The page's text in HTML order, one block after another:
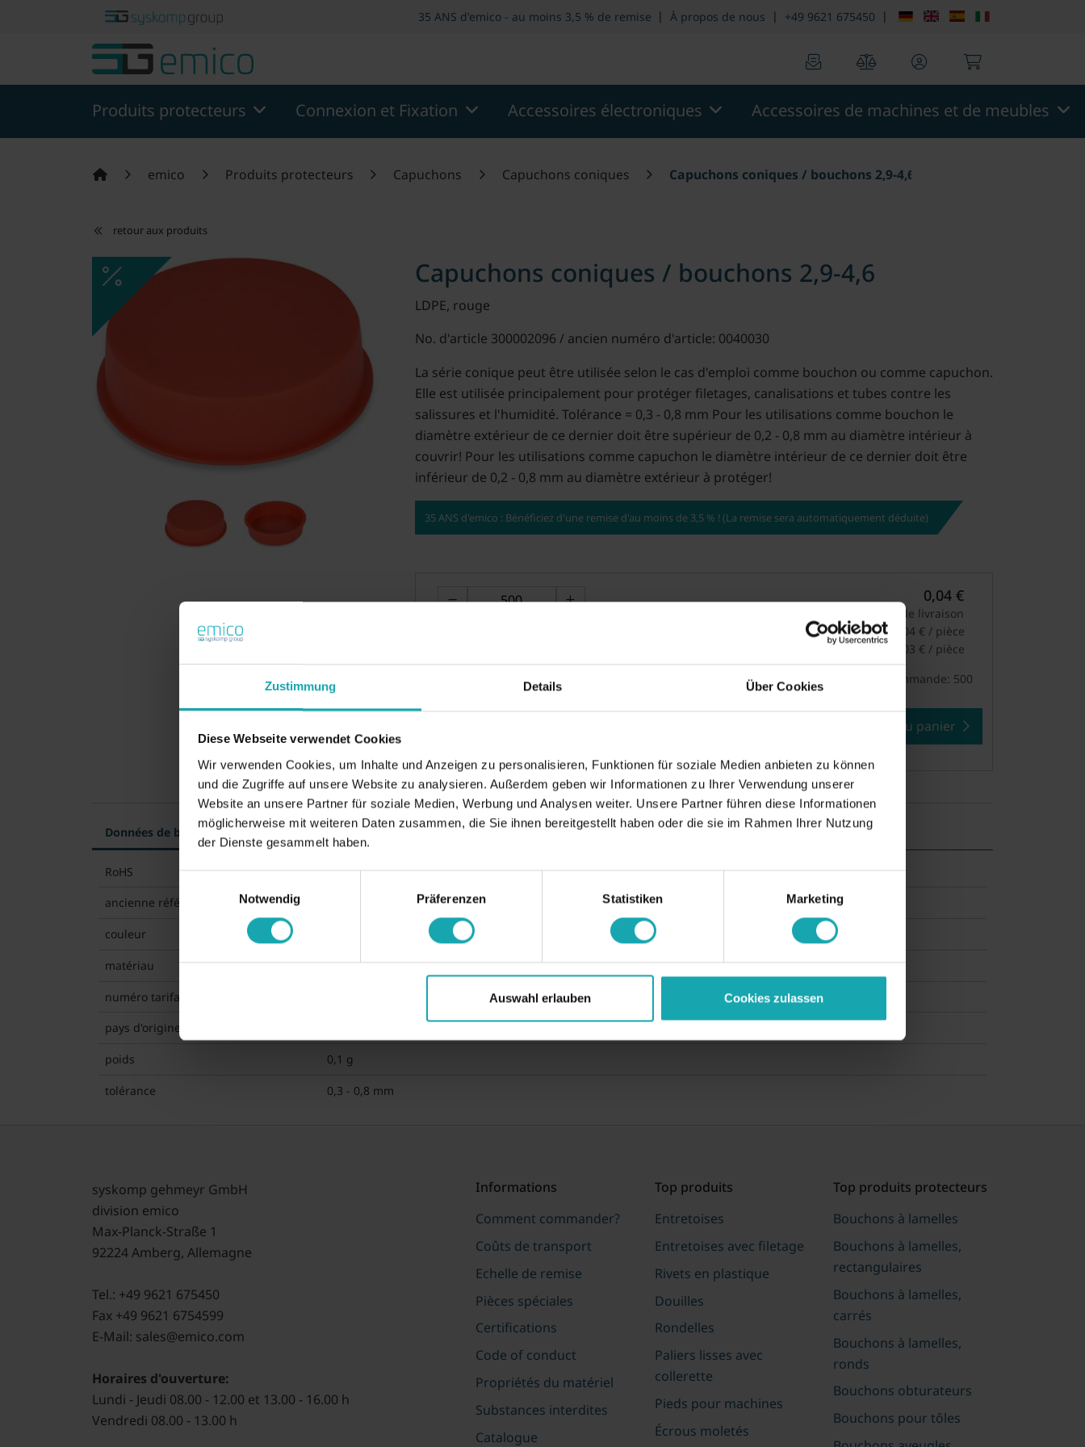
Zustimmung Details Über Cookies
Diese Webseite verwendet Cookies
Wir verwenden Cookies, um Inhalte und Anzeigen zu personalisieren, Funktionen für soziale Medien anbieten zu können
und die Zugriffe auf unsere Website zu analysieren. Außerdem geben wir Informationen zu Ihrer Verwendung unserer
Website an unsere Partner für soziale Medien, Werbung und Analysen weiter. Unsere Partner führen diese Informationen
möglicherweise mit weiteren Daten zusammen, die Sie ihnen bereitgestellt haben oder die sie im Rahmen Ihrer Nutzung
der Dienste gesammelt haben.
Notwendig
Präferenzen Statistiken Marketing
Auswahl erlauben Cookies zulassen
theme.modern::menu.screen_reader.skip_to_content theme.modern::menu.screen_reader.skip_to_header theme.modern::menu.screen_reader.skip_to_footer
35 ANS d'emico - au moins 3,5 % de remise | À propos de nous | +49 9621 675450 |
Produits protecteurs Connexion et Fixation Accessoires électroniques Accessoires de machines et de meubles
emico Produits protecteurs Capuchons Capuchons coniques Capuchons coniques / bouchons 2,9-4,6
retour aux produits
Capuchons coniques / bouchons 2,9-4,6
LDPE, rouge
No. d'article 300002096 / ancien numéro d'article: 0040030
La série conique peut être utilisée selon le cas d'emploi comme bouchon ou comme capuchon.
Elle est utilisée principalement pour protéger filetages, canalisations et tubes contre les
salissures et l'humidité. Tolérance = 0,3 - 0,8 mm Pour les utilisations comme bouchon le
diamètre extérieur de ce dernier doit être supérieur de 0,2 - 0,8 mm au diamètre intérieur à
couvrir! Pour les utilisations comme capuchon le diamètre intérieur de ce dernier doit être
inférieur de 0,2 - 0,8 mm au diamètre extérieur à protéger!
35 ANS d'emico : Bénéficiez d'une remise d'au moins de 3,5 % ! (La remise sera automatiquement déduite)
0,04 €
hors TVA et frais de livraison
de 500
0,04 € / pièce
de 1000
0,03 € / pièce
Quantité minimum de commande: 500
Ajouter au panier
Données de base Spécification technique Données de dessin Téléchargements
RoHS RoHS-conforme
ancienne référence
couleur
matériau LDPE
numéro tarifaire
pays d'origine
poids 0,1 g
tolérance 0,3 - 0,8 mm
syskomp gehmeyr GmbH
division emico
Max-Planck-Straße 1
92224 Amberg, Allemagne
Tel.: +49 9621 675450
Fax +49 9621 6754599
E-Mail: sales@emico.com
Horaires d'ouverture:
Lundi - Jeudi 08.00 - 12.00 et 13.00 - 16.00 h
Vendredi 08.00 - 13.00 h
Informations
Comment commander?
Coûts de transport
Echelle de remise
Pièces spéciales
Certifications
Code of conduct
Propriétés du matériel
Substances interdites
Catalogue
Top produits
Entretoises
Entretoises avec filetage
Rivets en plastique
Douilles
Rondelles
Paliers lisses avec
collerette
Pieds pour machines
Écrous moletés
Top produits protecteurs
Bouchons à lamelles
Bouchons à lamelles,
rectangulaires
Bouchons à lamelles,
carrés
Bouchons à lamelles,
ronds
Bouchons obturateurs
Bouchons pour tôles